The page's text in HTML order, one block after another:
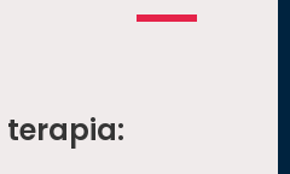
terapia: